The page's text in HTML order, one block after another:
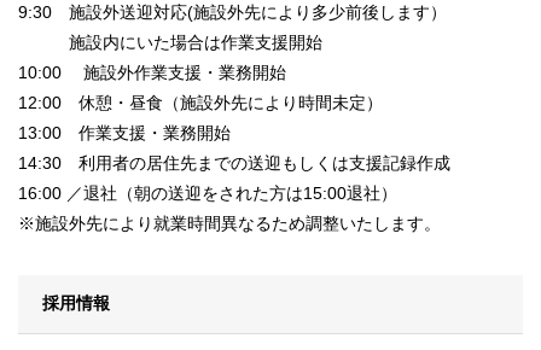
9:30 施設外送迎対応(施設外先により多少前後します）
施設内にいた場合は作業支援開始
10:00 施設外作業支援・業務開始
12:00 休憩・昼食（施設外先により時間未定）
13:00 作業支援・業務開始
14:30 利用者の居住先までの送迎もしくは支援記録作成
16:00 ／退社（朝の送迎をされた方は15:00退社）
※施設外先により就業時間異なるため調整いたします。
採用情報